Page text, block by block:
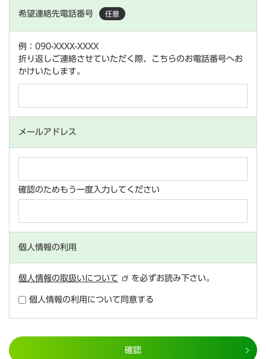
希望連絡先電話番号 任意
例：090-XXXX-XXXX
折り返しご連絡させていただく際、こちらのお電話番号へお
かけいたします。
メールアドレス
確認のためもう一度入力してください
個人情報の利用
個人情報の取扱いについて を必ずお読み下さい。
個人情報の利用について同意する
確認